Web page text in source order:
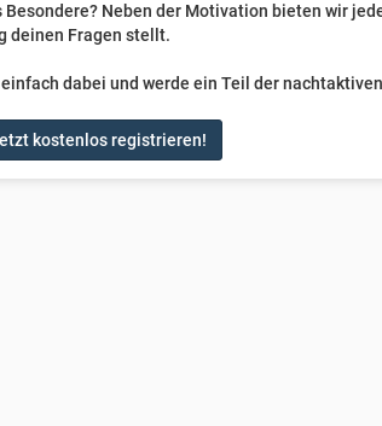
Besondere? Neben der Motivation bieten wir
deinen Fragen stellt.
dabei und werde ein Teil der
kostenlos registrieren!